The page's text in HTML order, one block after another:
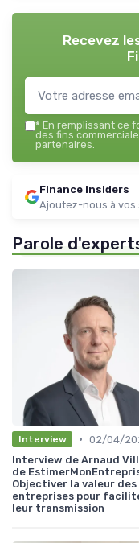
Recevez
* En remplissant ce
des fins
partenaires.
Finance Insiders
Ajoutez-nous à vos
Parole
Interview • 02/04/
Interview de Arnaud
de
Objectiver la valeur des
entreprises pour
leur transmission